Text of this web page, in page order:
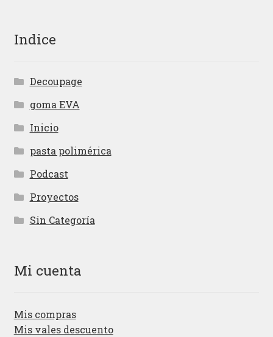
Indice
Decoupage
goma EVA
Inicio
pasta polimérica
Podcast
Proyectos
Sin Categoría
Mi cuenta
Mis compras
Mis vales descuento